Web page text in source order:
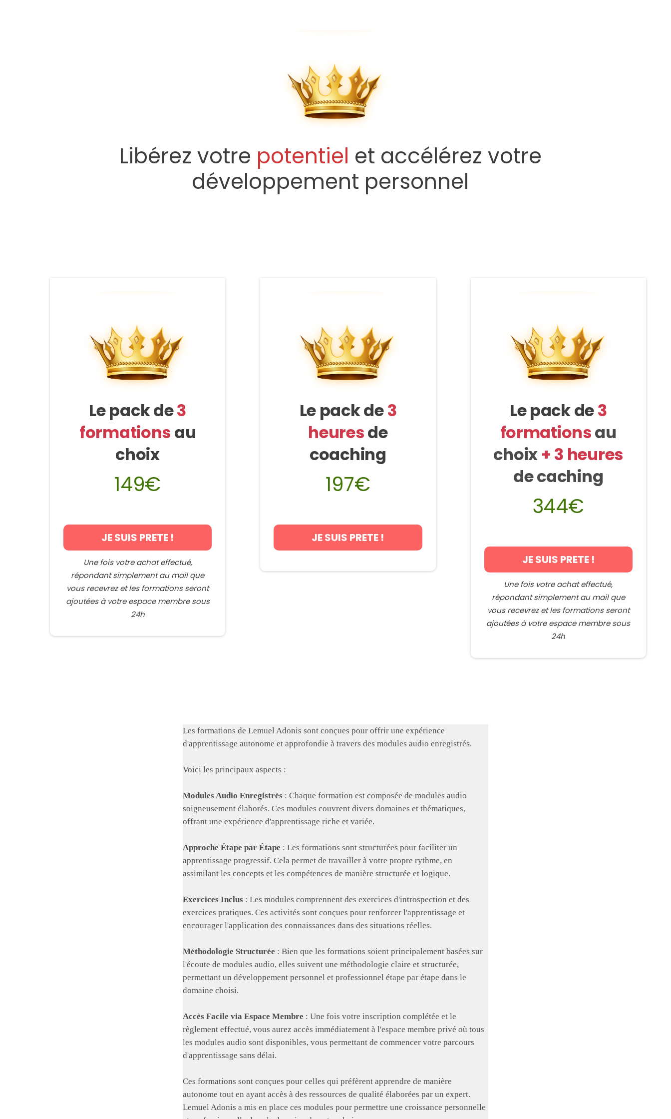
Libérez votre potentiel et accélérez votre
développement personnel
Le pack de3
formations au
choix
149€
JE SUIS PRETE !
Une fois votre achat effectué,
répondant simplement au mail que
vous recevrez et les formations seront
ajoutées à votre espace membre sous
24h
Le pack de3
heuresde
coaching
197€
JE SUIS PRETE !
Le pack de3
formationsau
choix + 3 heures
de caching
344€
JE SUIS PRETE !
Une fois votre achat effectué,
répondant simplement au mail que
vous recevrez et les formations seront
ajoutées à votre espace membre sous
24h
Les formations de Lemuel Adonis sont conçues pour offrir une expérience
d'apprentissage autonome et approfondie à travers des modules audio enregistrés.
Voici les principaux aspects :
Modules Audio Enregistrés: Chaque formation est composée de modules audio
soigneusement élaborés. Ces modules couvrent divers domaines et thématiques,
offrant une expérience d'apprentissage riche et variée.
Approche Étape par Étape : Les formations sont structurées pour faciliter un
apprentissage progressif. Cela permet de travailler à votre propre rythme, en
assimilant les concepts et les compétences de manière structurée et logique.
Exercices Inclus: Les modules comprennent des exercices d'introspection et des
exercices pratiques. Ces activités sont conçues pour renforcer l'apprentissage et
encourager l'application des connaissances dans des situations réelles.
Méthodologie Structurée : Bien que les formations soient principalement basées sur
l'écoute de modules audio, elles suivent une méthodologie claire et structurée,
permettant un développement personnel et professionnel étape par étape dans le
domaine choisi.
Accès Facile via Espace Membre : Une fois votre inscription complétée et le
règlement effectué, vous aurez accès immédiatement à l'espace membre privé où tous
les modules audio sont disponibles, vous permettant de commencer votre parcours
d'apprentissage sans délai.
Ces formations sont conçues pour celles qui préfèrent apprendre de manière
autonome tout en ayant accès à des ressources de qualité élaborées par un expert.
Lemuel Adonis a mis en place ces modules pour permettre une croissance personnelle